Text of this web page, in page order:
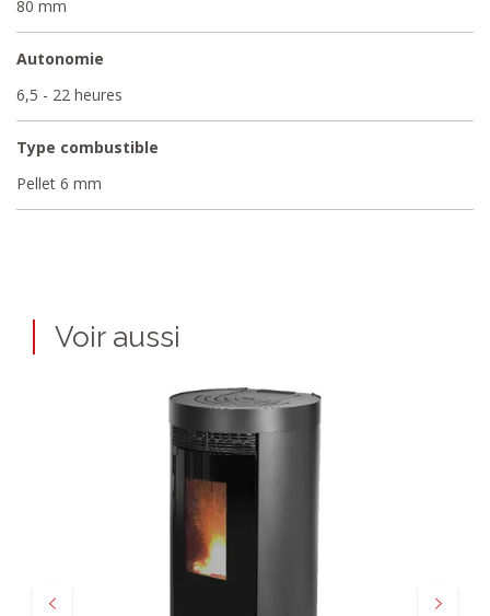
80 mm
Autonomie
6,5 - 22 heures
Type combustible
Pellet 6 mm
Voir aussi
Précédent Suivant